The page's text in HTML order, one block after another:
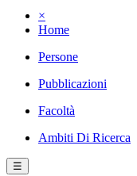
×
Home
Persone
Pubblicazioni
Facoltà
Ambiti Di Ricerca
☰